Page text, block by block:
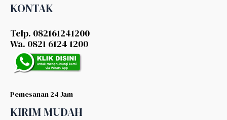
KONTAK
Telp. 082161241200
Wa. 0821 6124 1200
Pemesanan 24 Jam
KIRIM MUDAH